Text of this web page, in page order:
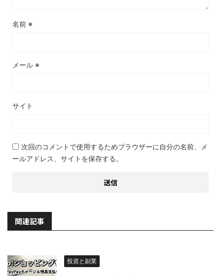
名前 ※
メール ※
サイト
次回のコメントで使用するためブラウザーに自分の名前、メ
ールアドレス、サイトを保存する。
関連記事
投資と副業